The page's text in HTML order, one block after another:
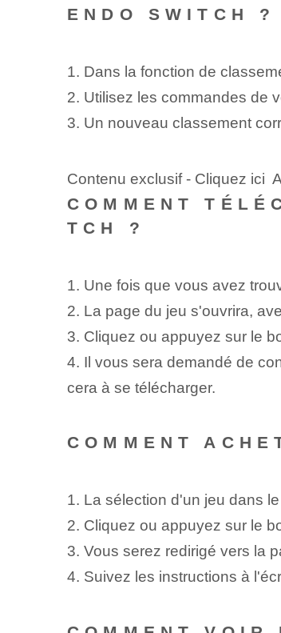
ENDO SWITCH ?
1. Dans la fonction de
2. Utilisez les commandes de
3. Un nouveau classement
Contenu exclusif - Cliquez ici
COMMENT
TCH ?
1. Une fois que vous avez
2. La page du jeu s'ouvrira,
3. Cliquez ou appuyez sur le
4. Il vous sera demandé de
cera à se télécharger.
COMMENT
1. La sélection d'un jeu dans
2. Cliquez ou appuyez sur le
3. Vous serez redirigé vers la
4. Suivez les instructions à